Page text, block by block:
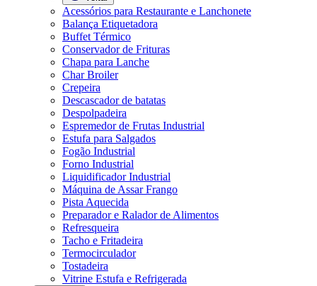
Acessórios para Restaurante e Lanchonete
Balança Etiquetadora
Buffet Térmico
Conservador de Frituras
Chapa para Lanche
Char Broiler
Crepeira
Descascador de batatas
Despolpadeira
Espremedor de Frutas Industrial
Estufa para Salgados
Fogão Industrial
Forno Industrial
Liquidificador Industrial
Máquina de Assar Frango
Pista Aquecida
Preparador e Ralador de Alimentos
Refresqueira
Tacho e Fritadeira
Termocirculador
Tostadeira
Vitrine Estufa e Refrigerada